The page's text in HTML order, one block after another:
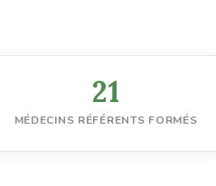
21
MÉDECINS RÉFÉRENTS FORMÉS